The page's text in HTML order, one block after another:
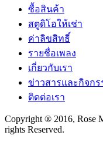
ซื้อสินค้า
สตูดิโอให้เช่า
ค่าลิขสิทธิ์
รายชื่อเพลง
เกี่ยวกับเรา
ข่าวสารและกิจกร
ติดต่อเรา
Copyright ® 2016, Rose
rights Reserved.